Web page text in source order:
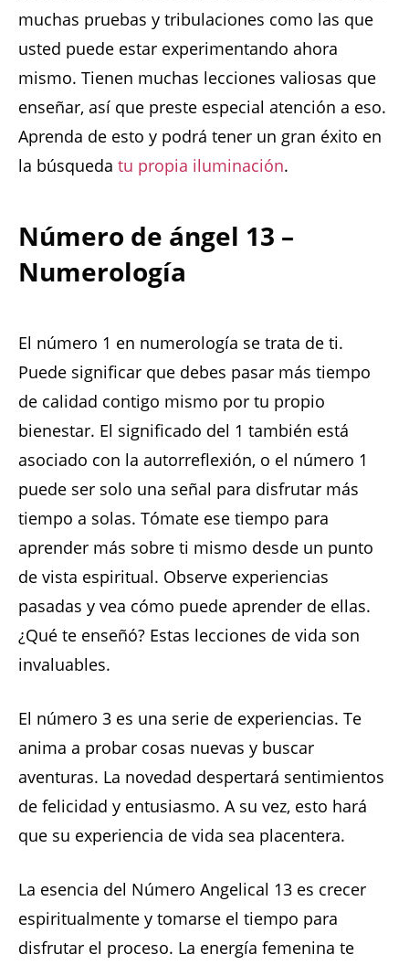
muchas pruebas y tribulaciones como las que
usted puede estar experimentando ahora
mismo. Tienen muchas lecciones valiosas que
enseñar, así que preste especial atención a eso.
Aprenda de esto y podrá tener un gran éxito en
la búsqueda tu propia iluminación.
Número de ángel 13 –
Numerología
El número 1 en numerología se trata de ti.
Puede significar que debes pasar más tiempo
de calidad contigo mismo por tu propio
bienestar. El significado del 1 también está
asociado con la autorreflexión, o el número 1
puede ser solo una señal para disfrutar más
tiempo a solas. Tómate ese tiempo para
aprender más sobre ti mismo desde un punto
de vista espiritual. Observe experiencias
pasadas y vea cómo puede aprender de ellas.
¿Qué te enseñó? Estas lecciones de vida son
invaluables.
El número 3 es una serie de experiencias. Te
anima a probar cosas nuevas y buscar
aventuras. La novedad despertará sentimientos
de felicidad y entusiasmo. A su vez, esto hará
que su experiencia de vida sea placentera.
La esencia del Número Angelical 13 es crecer
espiritualmente y tomarse el tiempo para
disfrutar el proceso. La energía femenina te